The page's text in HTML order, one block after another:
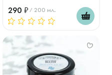
290 / 200 мл.